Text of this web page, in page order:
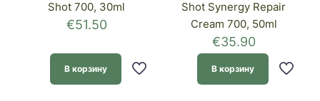
Shot 700, 30ml
€51.50
В корзину
Shot Synergy Repair
Cream 700, 50ml
€35.90
В корзину